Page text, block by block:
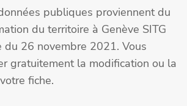
publiques proviennent du
du territoire à Genève SITG
du 26 novembre 2021. Vous
gratuitement la modification ou la
fiche.